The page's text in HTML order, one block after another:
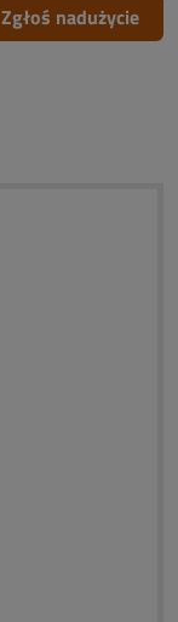
Zgłoś nadużycie